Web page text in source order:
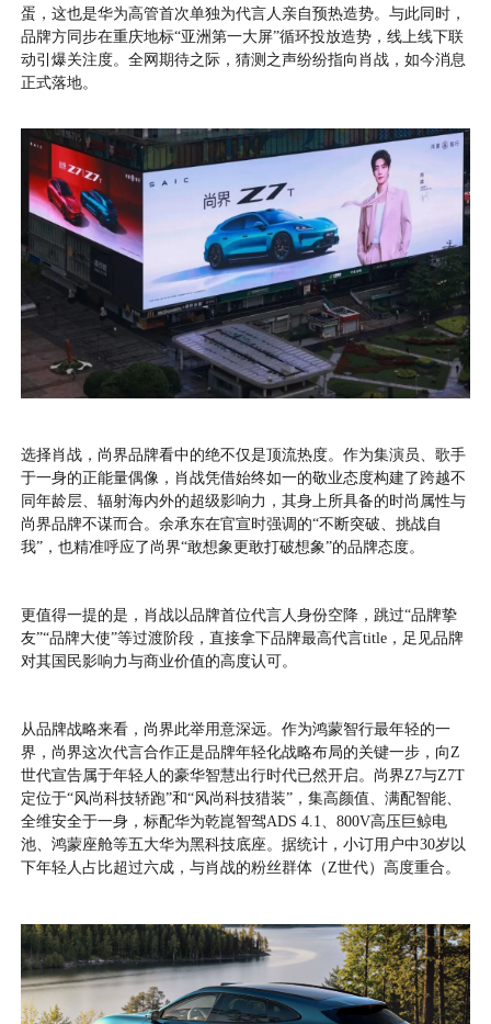
蛋，这也是华为高管首次单独为代言人亲自预热造势。与此同时，
品牌方同步在重庆地标“亚洲第一大屏”循环投放造势，线上线下联
动引爆关注度。全网期待之际，猜测之声纷纷指向肖战，如今消息
正式落地。
选择肖战，尚界品牌看中的绝不仅是顶流热度。作为集演员、歌手
于一身的正能量偶像，肖战凭借始终如一的敬业态度构建了跨越不
同年龄层、辐射海内外的超级影响力，其身上所具备的时尚属性与
尚界品牌不谋而合。余承东在官宣时强调的“不断突破、挑战自
我”，也精准呼应了尚界“敢想象更敢打破想象”的品牌态度。
更值得一提的是，肖战以品牌首位代言人身份空降，跳过“品牌挚
友”“品牌大使”等过渡阶段，直接拿下品牌最高代言title，足见品牌
对其国民影响力与商业价值的高度认可。
从品牌战略来看，尚界此举用意深远。作为鸿蒙智行最年轻的一
界，尚界这次代言合作正是品牌年轻化战略布局的关键一步，向Z
世代宣告属于年轻人的豪华智慧出行时代已然开启。尚界Z7与Z7T
定位于“风尚科技轿跑”和“风尚科技猎装”，集高颜值、满配智能、
全维安全于一身，标配华为乾崑智驾ADS 4.1、800V高压巨鲸电
池、鸿蒙座舱等五大华为黑科技底座。据统计，小订用户中30岁以
下年轻人占比超过六成，与肖战的粉丝群体（Z世代）高度重合。